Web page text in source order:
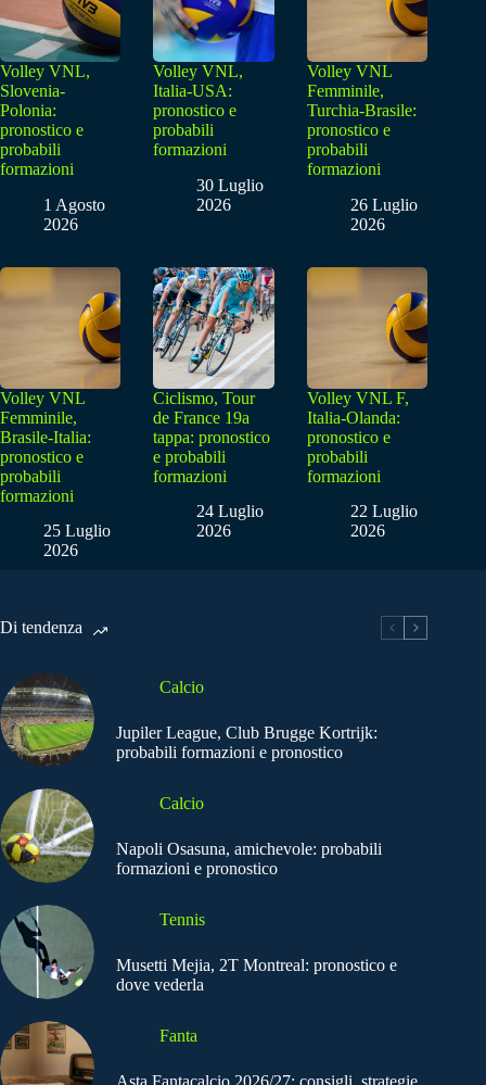
Volley VNL,
Slovenia-
Polonia:
pronostico e
probabili
formazioni
1 Agosto
2026
Volley VNL,
Italia-USA:
pronostico e
probabili
formazioni
30 Luglio
2026
Volley VNL
Femminile,
Turchia-Brasile:
pronostico e
probabili
formazioni
26 Luglio
2026
Volley VNL
Femminile,
Brasile-Italia:
pronostico e
probabili
formazioni
25 Luglio
2026
Ciclismo, Tour
de France 19a
tappa: pronostico
e probabili
formazioni
24 Luglio
2026
Volley VNL F,
Italia-Olanda:
pronostico e
probabili
formazioni
22 Luglio
2026
Di tendenza
Calcio
Jupiler League, Club Brugge Kortrijk:
probabili formazioni e pronostico
Calcio
Napoli Osasuna, amichevole: probabili
formazioni e pronostico
Tennis
Musetti Mejia, 2T Montreal: pronostico e
dove vederla
Fanta
Asta Fantacalcio 2026/27: consigli, strategie